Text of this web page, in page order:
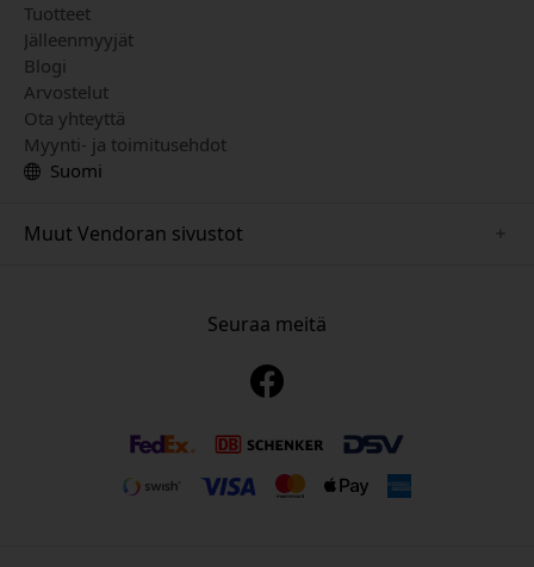
Tuotteet
Jälleenmyyjät
Blogi
Arvostelut
Ota yhteyttä
Myynti- ja toimitusehdot
Suomi
Muut Vendoran sivustot
www.nordicsmartlight.seSeuraa meitä